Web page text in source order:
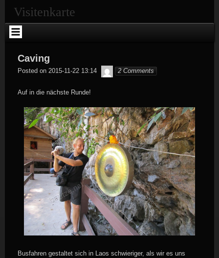
Visitenkarte
Caving
Posted on 2015-11-22 13:14 Tobias
2 Comments
Auf in die nächste Runde!
Busfahren gestaltet sich in Laos schwieriger, als wir es uns